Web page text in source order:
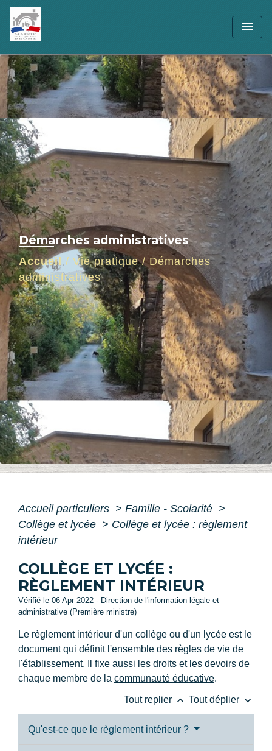
menu
Démarches administratives
Accueil/ Vie pratique/Démarches
administratives
Accueil particuliers > Famille - Scolarité >
Collège et lycée > Collège et lycée : règlement
intérieur
COLLÈGE ET LYCÉE :
RÈGLEMENT INTÉRIEUR
Vérifié le 06 Apr 2022 - Direction de l'information légale et
administrative (Première ministre)
Le règlement intérieur d'un collège ou d'un lycée est le
document qui définit l'ensemble des règles de vie de
l'établissement. Il fixe aussi les droits et les devoirs de
chaque membre de la communauté éducative.
Tout replier keyboard_arrow_up Tout déplier keyboard_arrow_down
Qu'est-ce que le règlement intérieur ?